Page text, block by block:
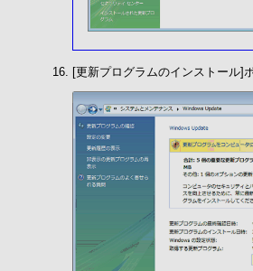
[更新プログラムのインストール]